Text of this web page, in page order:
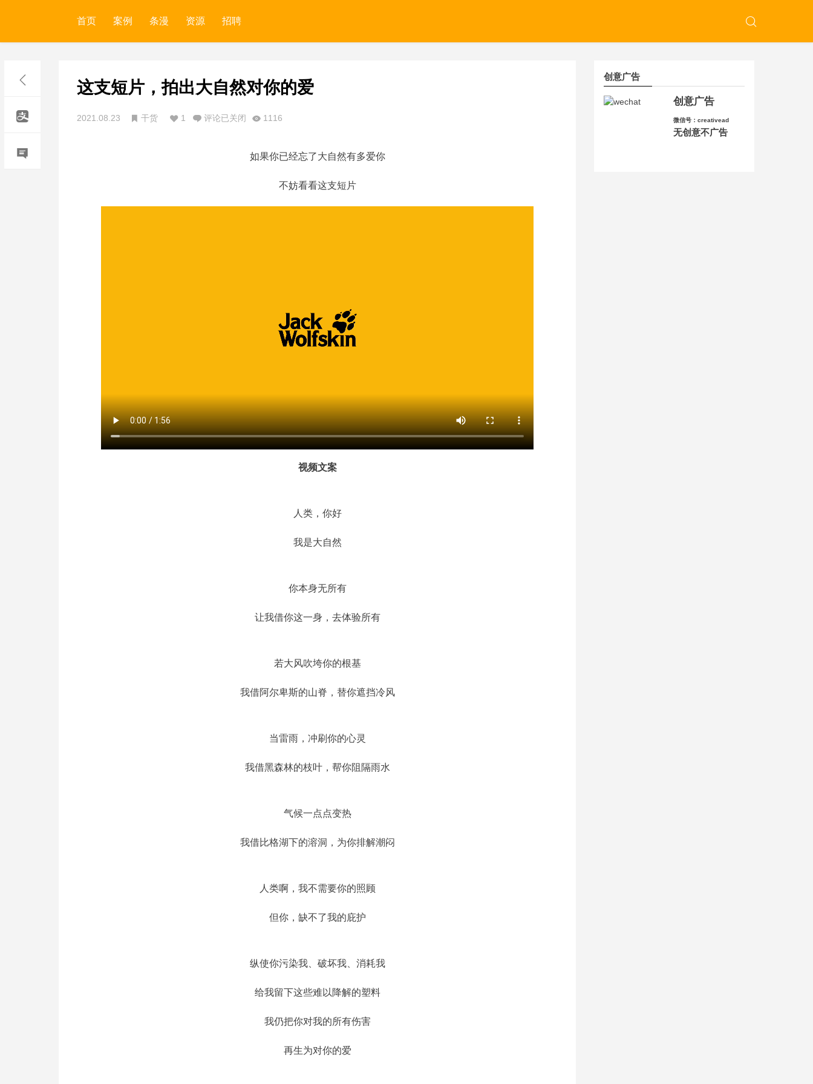
首页 案例 条漫 资源 招聘
这支短片，拍出大自然对你的爱
2021.08.23 干货 1 评论已关闭 1116
如果你已经忘了大自然有多爱你
不妨看看这支短片
视频文案
人类，你好
我是大自然
你本身无所有
让我借你这一身，去体验所有
若大风吹垮你的根基
我借阿尔卑斯的山脊，替你遮挡冷风
当雷雨，冲刷你的心灵
我借黑森林的枝叶，帮你阻隔雨水
气候一点点变热
我借比格湖下的溶洞，为你排解潮闷
人类啊，我不需要你的照顾
但你，缺不了我的庇护
纵使你污染我、破坏我、消耗我
给我留下这些难以降解的塑料
我仍把你对我的所有伤害
再生为对你的爱
创意广告
创意广告
微信号：creativead
无创意不广告